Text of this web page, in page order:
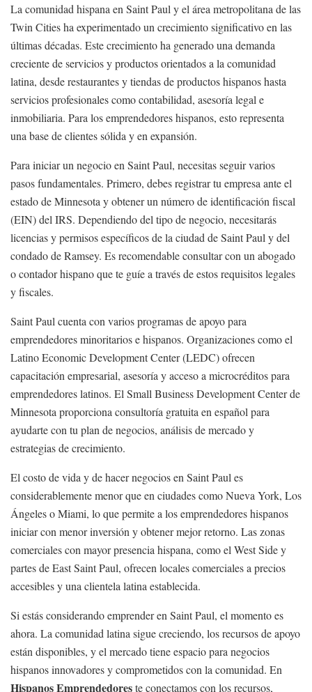
La comunidad hispana en Saint Paul y el área metropolitana de las
Twin Cities ha experimentado un crecimiento significativo en las
últimas décadas. Este crecimiento ha generado una demanda
creciente de servicios y productos orientados a la comunidad
latina, desde restaurantes y tiendas de productos hispanos hasta
servicios profesionales como contabilidad, asesoría legal e
inmobiliaria. Para los emprendedores hispanos, esto representa
una base de clientes sólida y en expansión.
Para iniciar un negocio en Saint Paul, necesitas seguir varios
pasos fundamentales. Primero, debes registrar tu empresa ante el
estado de Minnesota y obtener un número de identificación fiscal
(EIN) del IRS. Dependiendo del tipo de negocio, necesitarás
licencias y permisos específicos de la ciudad de Saint Paul y del
condado de Ramsey. Es recomendable consultar con un abogado
o contador hispano que te guíe a través de estos requisitos legales
y fiscales.
Saint Paul cuenta con varios programas de apoyo para
emprendedores minoritarios e hispanos. Organizaciones como el
Latino Economic Development Center (LEDC) ofrecen
capacitación empresarial, asesoría y acceso a microcréditos para
emprendedores latinos. El Small Business Development Center de
Minnesota proporciona consultoría gratuita en español para
ayudarte con tu plan de negocios, análisis de mercado y
estrategias de crecimiento.
El costo de vida y de hacer negocios en Saint Paul es
considerablemente menor que en ciudades como Nueva York, Los
Ángeles o Miami, lo que permite a los emprendedores hispanos
iniciar con menor inversión y obtener mejor retorno. Las zonas
comerciales con mayor presencia hispana, como el West Side y
partes de East Saint Paul, ofrecen locales comerciales a precios
accesibles y una clientela latina establecida.
Si estás considerando emprender en Saint Paul, el momento es
ahora. La comunidad latina sigue creciendo, los recursos de apoyo
están disponibles, y el mercado tiene espacio para negocios
hispanos innovadores y comprometidos con la comunidad. En
Hispanos Emprendedoreste conectamos con los recursos,